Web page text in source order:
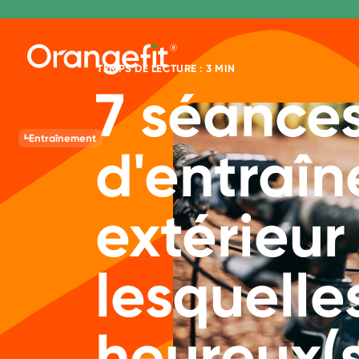
TEMPS DE LECTURE : 3 MIN
7
Entraînement